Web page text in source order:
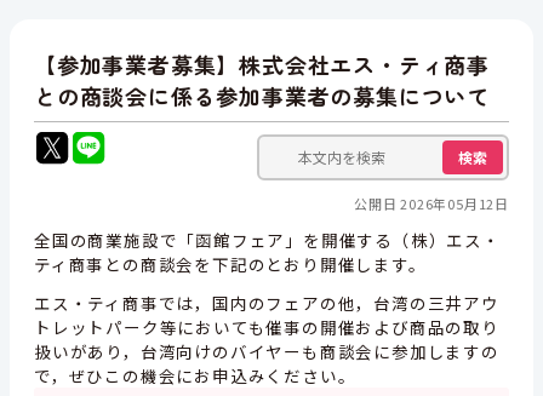
【参加事業者募集】株式会社エス・ティ商事
との商談会に係る参加事業者の募集について
検索
公開日 2026年05月12日
全国の商業施設で「函館フェア」を開催する（株）エス・
ティ商事との商談会を下記のとおり開催します。
エス・ティ商事では，国内のフェアの他，台湾の三井アウ
トレットパーク等においても催事の開催および商品の取り
扱いがあり，台湾向けのバイヤーも商談会に参加しますの
で，ぜひこの機会にお申込みください。